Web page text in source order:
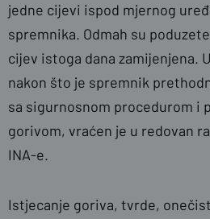
jedne cijevi ispod mjernog
spremnika. Odmah su
cijev istoga dana zamijenjena.
nakon što je spremnik
sa sigurnosnom procedurom i
gorivom, vraćen je u redovan
INA-e.
Istjecanje goriva, tvrde,